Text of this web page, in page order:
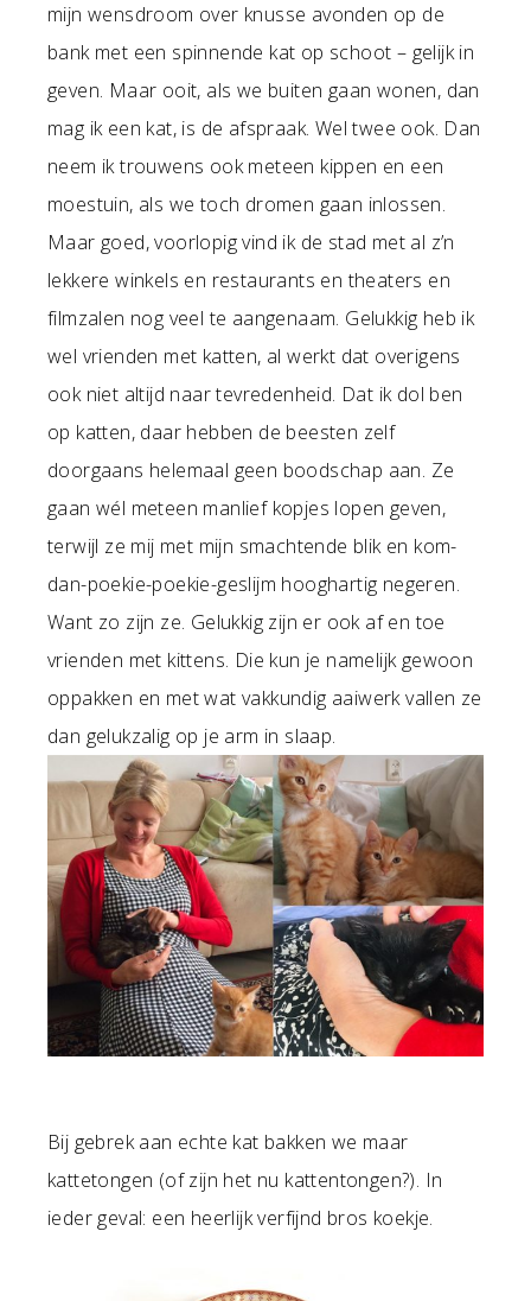
mijn wensdroom over knusse avonden op de
bank met een spinnende kat op schoot – gelijk in
geven. Maar ooit, als we buiten gaan wonen, dan
mag ik een kat, is de afspraak. Wel twee ook. Dan
neem ik trouwens ook meteen kippen en een
moestuin, als we toch dromen gaan inlossen.
Maar goed, voorlopig vind ik de stad met al z’n
lekkere winkels en restaurants en theaters en
filmzalen nog veel te aangenaam. Gelukkig heb ik
wel vrienden met katten, al werkt dat overigens
ook niet altijd naar tevredenheid. Dat ik dol ben
op katten, daar hebben de beesten zelf
doorgaans helemaal geen boodschap aan. Ze
gaan wél meteen manlief kopjes lopen geven,
terwijl ze mij met mijn smachtende blik en kom-
dan-poekie-poekie-geslijm hooghartig negeren.
Want zo zijn ze. Gelukkig zijn er ook af en toe
vrienden met kittens. Die kun je namelijk gewoon
oppakken en met wat vakkundig aaiwerk vallen ze
dan gelukzalig op je arm in slaap.
Bij gebrek aan echte kat bakken we maar
kattetongen (of zijn het nu kattentongen?). In
ieder geval: een heerlijk verfijnd bros koekje.